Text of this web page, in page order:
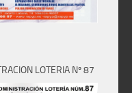
LOTERIA Nº 87